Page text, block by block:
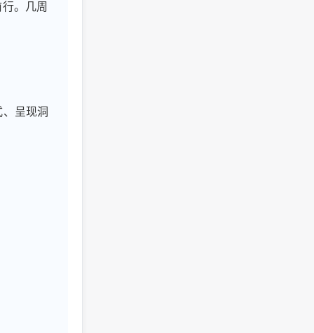
。几周
呈现洞